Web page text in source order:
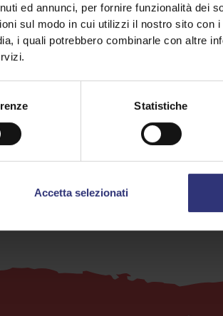
ed annunci, per fornire funzionalità dei
sul modo in cui utilizzi il nostro sito con
i quali potrebbero combinarle con altre
Statistiche
Accetta selezionati
Scopri ricette simili
Difficoltà